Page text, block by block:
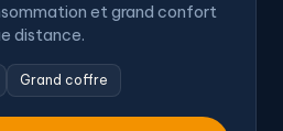
et grand confort
distance.
Grand coffre